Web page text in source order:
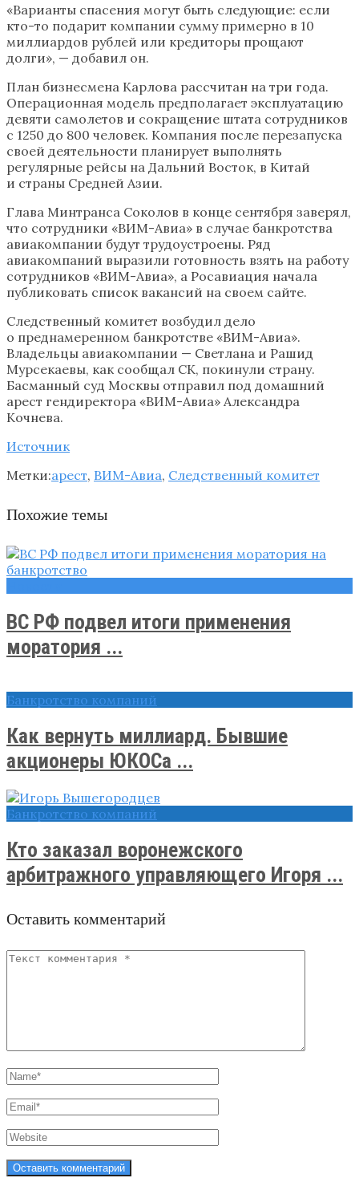
«Варианты спасения могут быть следующие: если
кто-то подарит компании сумму примерно в 10
миллиардов рублей или кредиторы прощают
долги», — добавил он.
План бизнесмена Карлова рассчитан на три года.
Операционная модель предполагает эксплуатацию
девяти самолетов и сокращение штата сотрудников
с 1250 до 800 человек. Компания после перезапуска
своей деятельности планирует выполнять
регулярные рейсы на Дальний Восток, в Китай
и страны Средней Азии.
Глава Минтранса Соколов в конце сентября заверял,
что сотрудники «ВИМ-Авиа» в случае банкротства
авиакомпании будут трудоустроены. Ряд
авиакомпаний выразили готовность взять на работу
сотрудников «ВИМ-Авиа», а Росавиация начала
публиковать список вакансий на своем сайте.
Следственный комитет возбудил дело
о преднамеренном банкротстве «ВИМ-Авиа».
Владельцы авиакомпании — Светлана и Рашид
Мурсекаевы, как сообщал СК, покинули страну.
Басманный суд Москвы отправил под домашний
арест гендиректора «ВИМ-Авиа» Александра
Кочнева.
Источник
Метки:арест, ВИМ-Авиа, Следственный комитет
Похожие темы
ВС РФ подвел итоги применения
моратория ...
Банкротство компаний
Как вернуть миллиард. Бывшие
акционеры ЮКОСа ...
Банкротство компаний
Кто заказал воронежского
арбитражного управляющего Игоря ...
Оставить комментарий